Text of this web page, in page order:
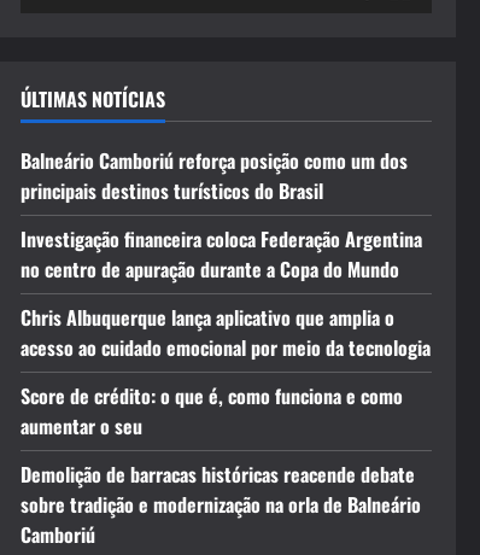
ÚLTIMAS NOTÍCIAS
Balneário Camboriú reforça posição como um dos
principais destinos turísticos do Brasil
Investigação financeira coloca Federação Argentina
no centro de apuração durante a Copa do Mundo
Chris Albuquerque lança aplicativo que amplia o
acesso ao cuidado emocional por meio da tecnologia
Score de crédito: o que é, como funciona e como
aumentar o seu
Demolição de barracas históricas reacende debate
sobre tradição e modernização na orla de Balneário
Camboriú